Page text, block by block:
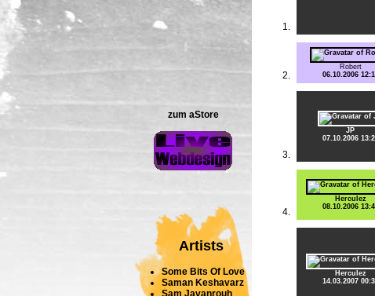
zum aStore
Artists
Some Bits Of Love
Saman Keshavarz
Robert
06.10.2006
JP
07.10.2006
Herculez
08.10.2006
Herculez
14.03.2007